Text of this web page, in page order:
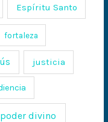
Espíritu Santo
fortaleza
justicia
poder divino